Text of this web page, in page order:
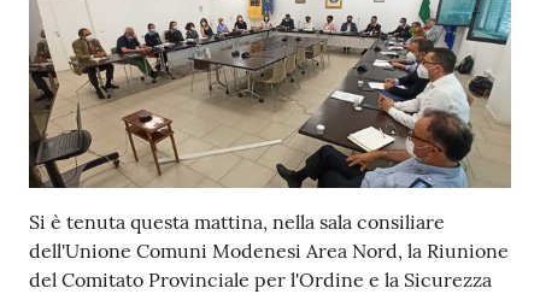
gli
argomenti...
Seguici
su
Contenuto
Si è tenuta questa mattina, nella sala consiliare
dell'Unione Comuni Modenesi Area Nord, la Riunione
del Comitato Provinciale per l'Ordine e la Sicurezza